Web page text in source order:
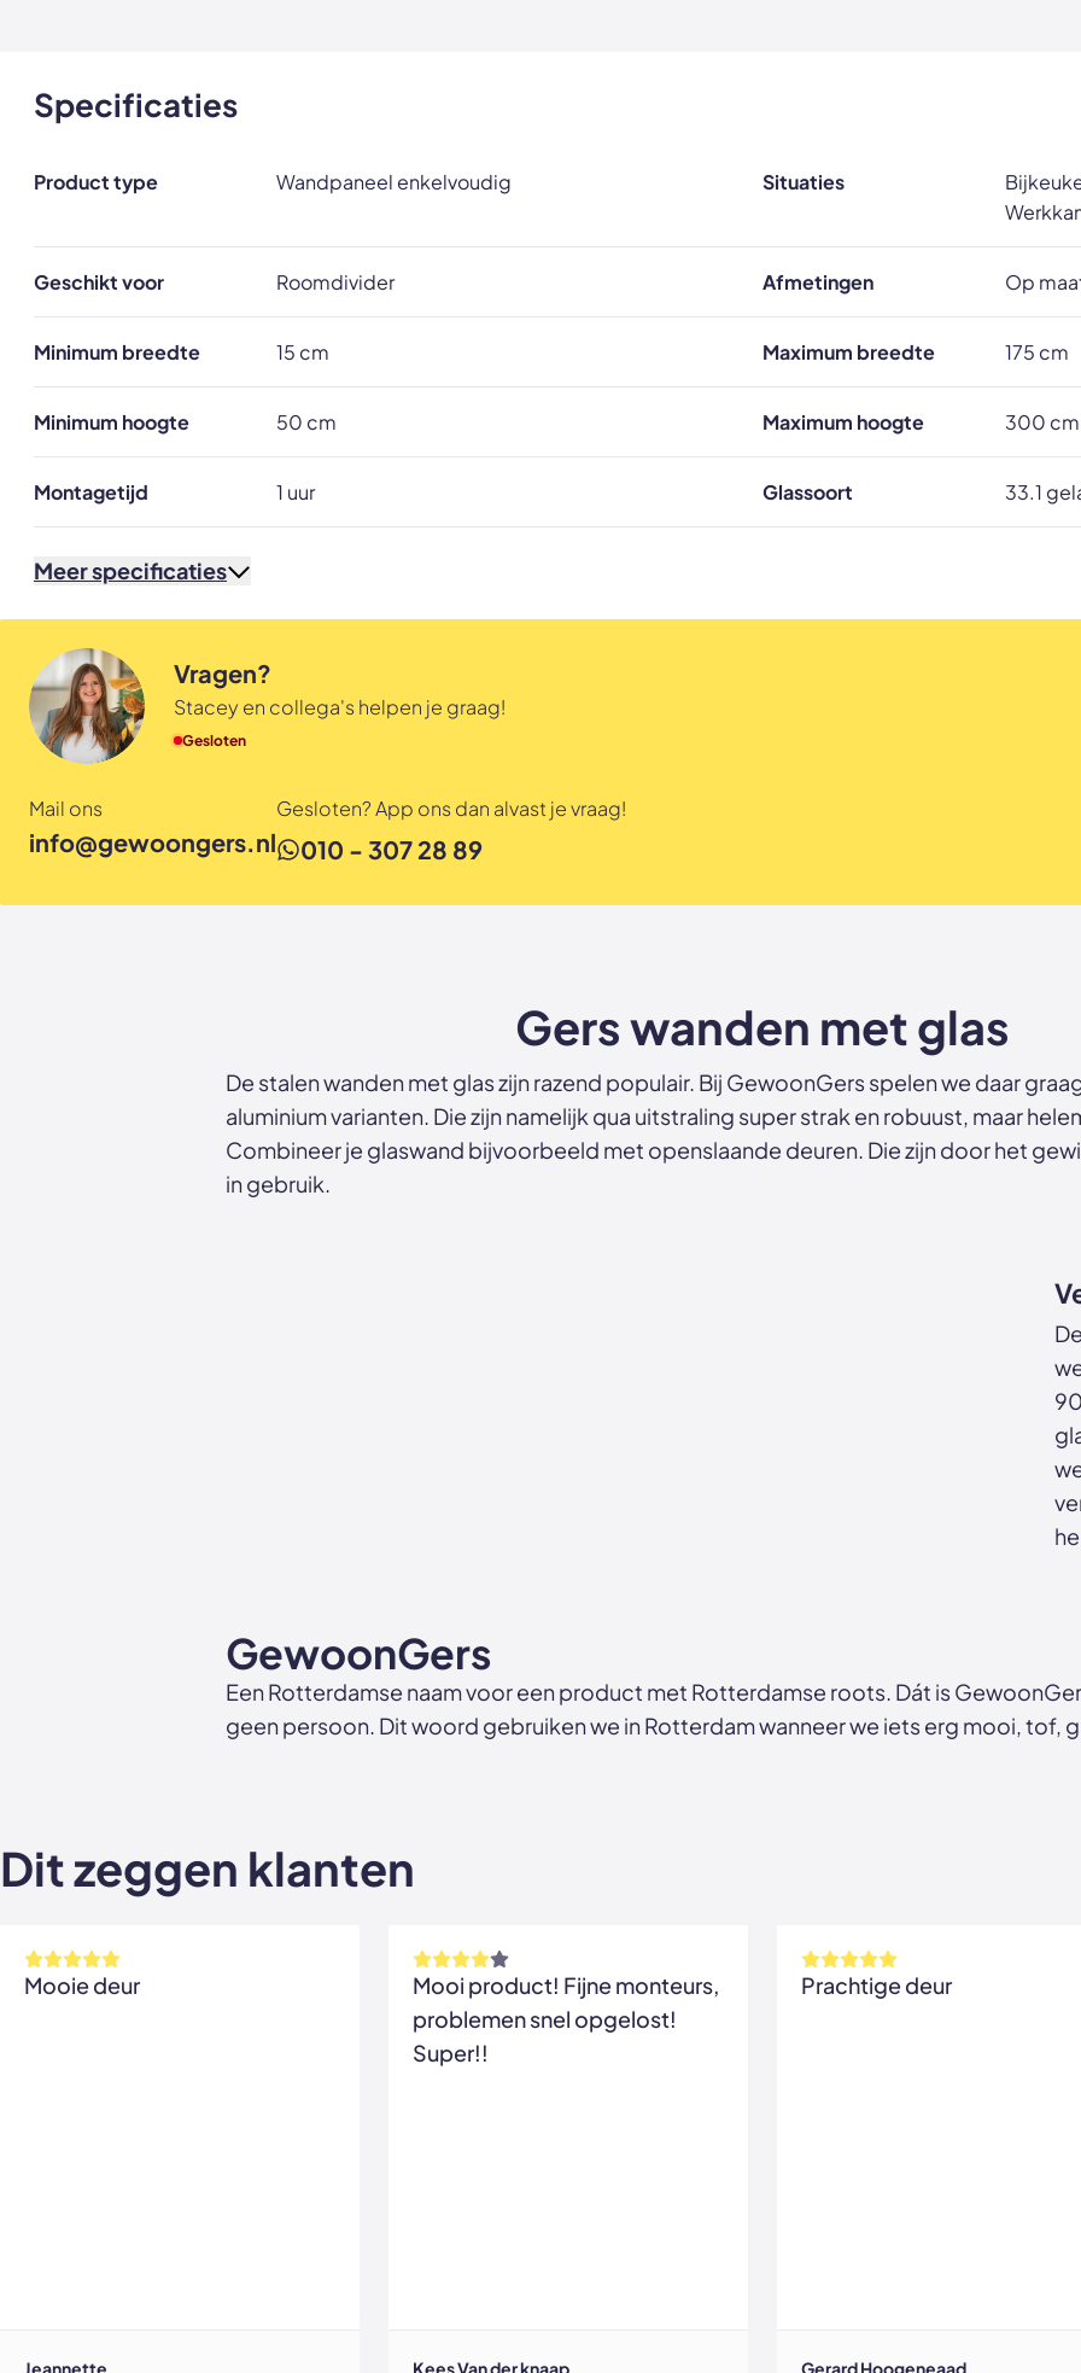
Specificaties
Product type Wandpaneel enkelvoudig Situaties
Geschikt voor Roomdivider Afmetingen Op
Minimum breedte 15 cm Maximum breedte 175 cm
Minimum hoogte 50 cm Maximum hoogte 300 cm
Montagetijd 1 uur Glassoort 33.1
Meer specificaties
Vragen?
Stacey en collega's helpen je graag!
Gesloten
Mail ons
info@gewoongers.nl
Gesloten? App ons dan alvast je vraag!
010 - 307 28 89
Gers wanden met glas
De stalen wanden met glas zijn razend populair. Bij GewoonGers spelen we daar
aluminium varianten. Die zijn namelijk qua uitstraling super strak en robuust, maar
Combineer je glaswand bijvoorbeeld met openslaande deuren. Die zijn door het
in gebruik.
GewoonGers
Een Rotterdamse naam voor een product met Rotterdamse roots. Dát is
geen persoon. Dit woord gebruiken we in Rotterdam wanneer we iets erg mooi, tof,
Dit zeggen klanten
Mooie deur
Jeannette
Mooi product! Fijne monteurs,
problemen snel opgelost!
Super!!
Kees Van der knaap
Prachtige deur
Gerard Hoogeneaad